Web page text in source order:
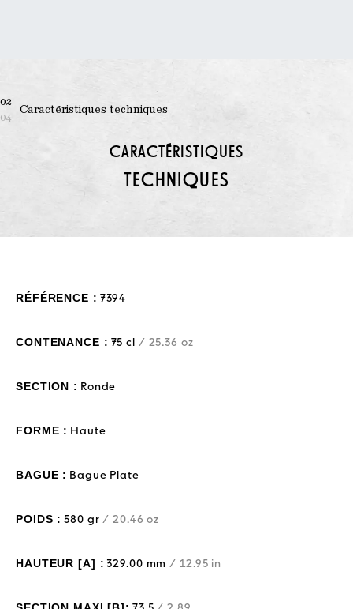
02
04
Caractéristiques techniques
CARACTÉRISTIQUES
TECHNIQUES
RÉFÉRENCE : 7394
CONTENANCE : 75 cl / 25.36 oz
SECTION : Ronde
FORME : Haute
BAGUE : Bague Plate
POIDS : 580 gr / 20.46 oz
HAUTEUR [A] : 329.00 mm / 12.95 in